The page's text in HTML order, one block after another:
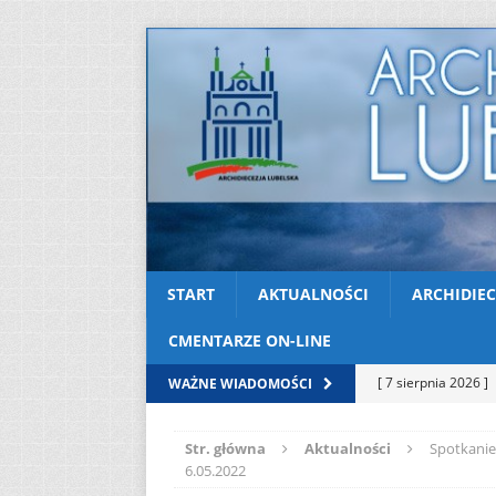
START AKTUALNOŚCI
CMENTARZE ON-LINE
WAŻNE WIADOMOŚCI [ 7 sierpnia 2026 ]
[ 6 sierpnia 2026 ]
Str. główna Aktualności
6.05.2022